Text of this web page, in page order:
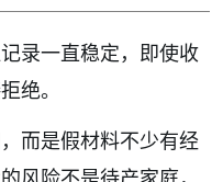
录一直稳定，即使收
绝。
而是假材料不少有经